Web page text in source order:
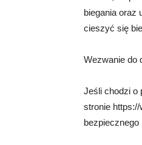
biegania oraz
cieszyć się
Wezwanie do
Jeśli chodzi o
stronie
bezpiecznego